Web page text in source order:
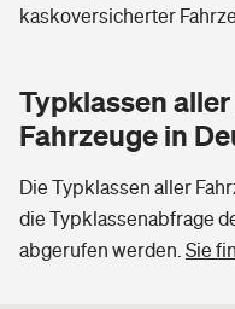
kaskoversicherter
Typklassen
Fahrzeuge in
Die Typklassen aller
die Typklassenabfrage
abgerufen werden. Sie